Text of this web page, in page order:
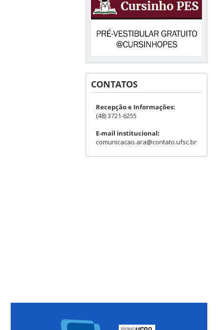
CONTATOS
Recepção e Informações:
(48) 3721-6255
E-mail institucional:
comunicacao.ara@contato.ufsc.br